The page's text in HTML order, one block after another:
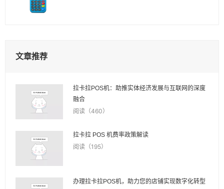
文章推荐
拉卡拉POS机：助推实体经济发展与互联网的深度
融合
阅读（460）
拉卡拉 POS 机费率政策解读
阅读（195）
办理拉卡拉POS机，助力您的店铺实现数字化转型